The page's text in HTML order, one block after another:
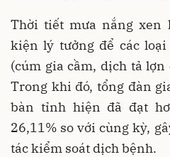
Thời tiết mưa nắng xen
kiện lý tưởng để các
(cúm gia cầm, dịch tả
Trong khi đó, tổng đàn
bàn tỉnh hiện đã đạt
26,11% so với cùng kỳ,
tác kiểm soát dịch bệnh.